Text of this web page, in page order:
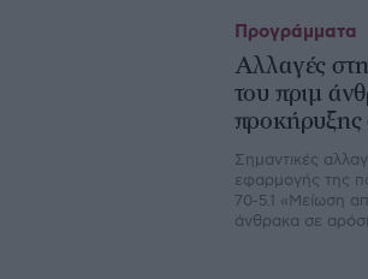
Αλλαγές
του πριμ
Προγράμματα
Σηµαντικές
εφαρµογής της
70-5.1 «Μείωση
άνθρακα σε